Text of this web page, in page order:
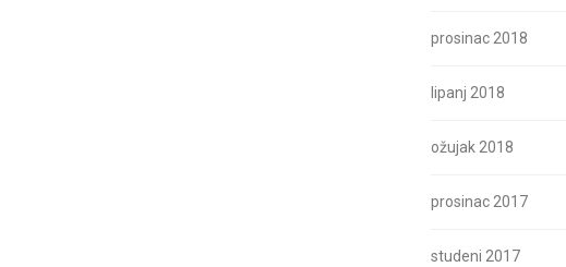
prosinac 2018
lipanj 2018
ožujak 2018
prosinac 2017
studeni 2017